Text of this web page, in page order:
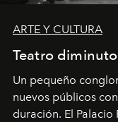
ARTE Y CULTURA
Teatro diminuto
Un pequeño
nuevos públicos
duración. El Palacio